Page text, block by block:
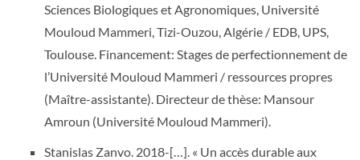
Sciences Biologiques et Agronomiques, Université
Mouloud Mammeri, Tizi-Ouzou, Algérie / EDB, UPS,
Toulouse. Financement: Stages de perfectionnement de
l’Université Mouloud Mammeri / ressources propres
(Maître-assistante). Directeur de thèse: Mansour
Amroun (Université Mouloud Mammeri).
Stanislas Zanvo. 2018-[…]. « Un accès durable aux